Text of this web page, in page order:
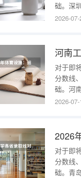
础。深
溯至
业方向
2026-
对于即
分数线
础。河
可追溯
学费标
2026-
对于即
分数线
础。青